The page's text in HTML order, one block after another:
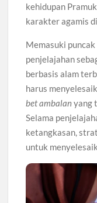
kehidupan
karakter agamis
Memasuki
penjelajahan
berbasis alam
harus
bet ambalan yang
Selama
ketangkasan,
untuk